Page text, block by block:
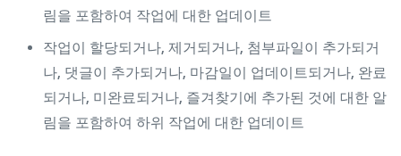
림을 포함하여 작업에 대한 업데이트
작업이 할당되거나, 제거되거나, 첨부파일이 추가되거
나, 댓글이 추가되거나, 마감일이 업데이트되거나, 완료
되거나, 미완료되거나, 즐겨찾기에 추가된 것에 대한 알
림을 포함하여 하위 작업에 대한 업데이트